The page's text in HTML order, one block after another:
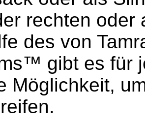
rechten oder
des von
gibt es für
Möglichkeit,